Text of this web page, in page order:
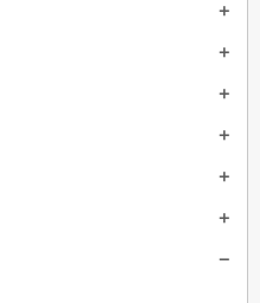






